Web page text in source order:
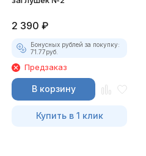
2 390 ₽
Бонусных рублей за покупку:
71.77руб.
Предзаказ
В корзину
Купить в 1 клик